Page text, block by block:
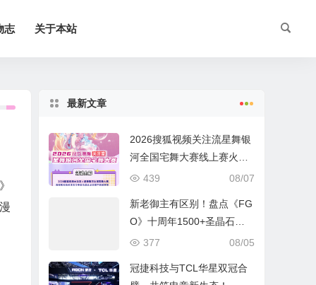
志 关于本站
最新文章
2026搜狐视频关注流星舞银
河全国宅舞大赛线上赛火热
进行中
08/07
439
新老御主有区别！盘点《FG
O》十周年1500+圣晶石福
利全部获取方式
08/05
377
冠捷科技与TCL华星双冠合